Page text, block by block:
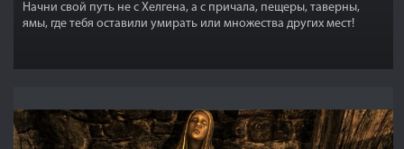
Начни свой путь не с Хелгена, а с причала, пещеры, таверны,
ямы, где тебя оставили умирать или множества других мест!